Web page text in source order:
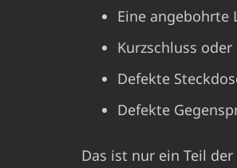
Eine angebohrte
Kurzschluss
Defekte
Defekte
Das ist nur ein Teil